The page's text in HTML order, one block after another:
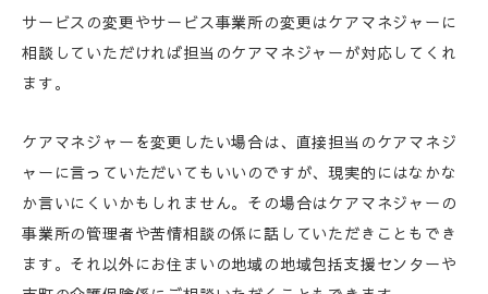
サービスの変更やサービス事業所の変更はケアマネジャーに
相談していただければ担当のケアマネジャーが対応してくれ
ます。
ケアマネジャーを変更したい場合は、直接担当のケアマネジ
ャーに言っていただいてもいいのですが、現実的にはなかな
か言いにくいかもしれません。その場合はケアマネジャーの
事業所の管理者や苦情相談の係に話していただきこともでき
ます。それ以外にお住まいの地域の地域包括支援センターや